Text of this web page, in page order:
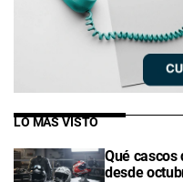
LO MÁS VISTO
Qué
desde